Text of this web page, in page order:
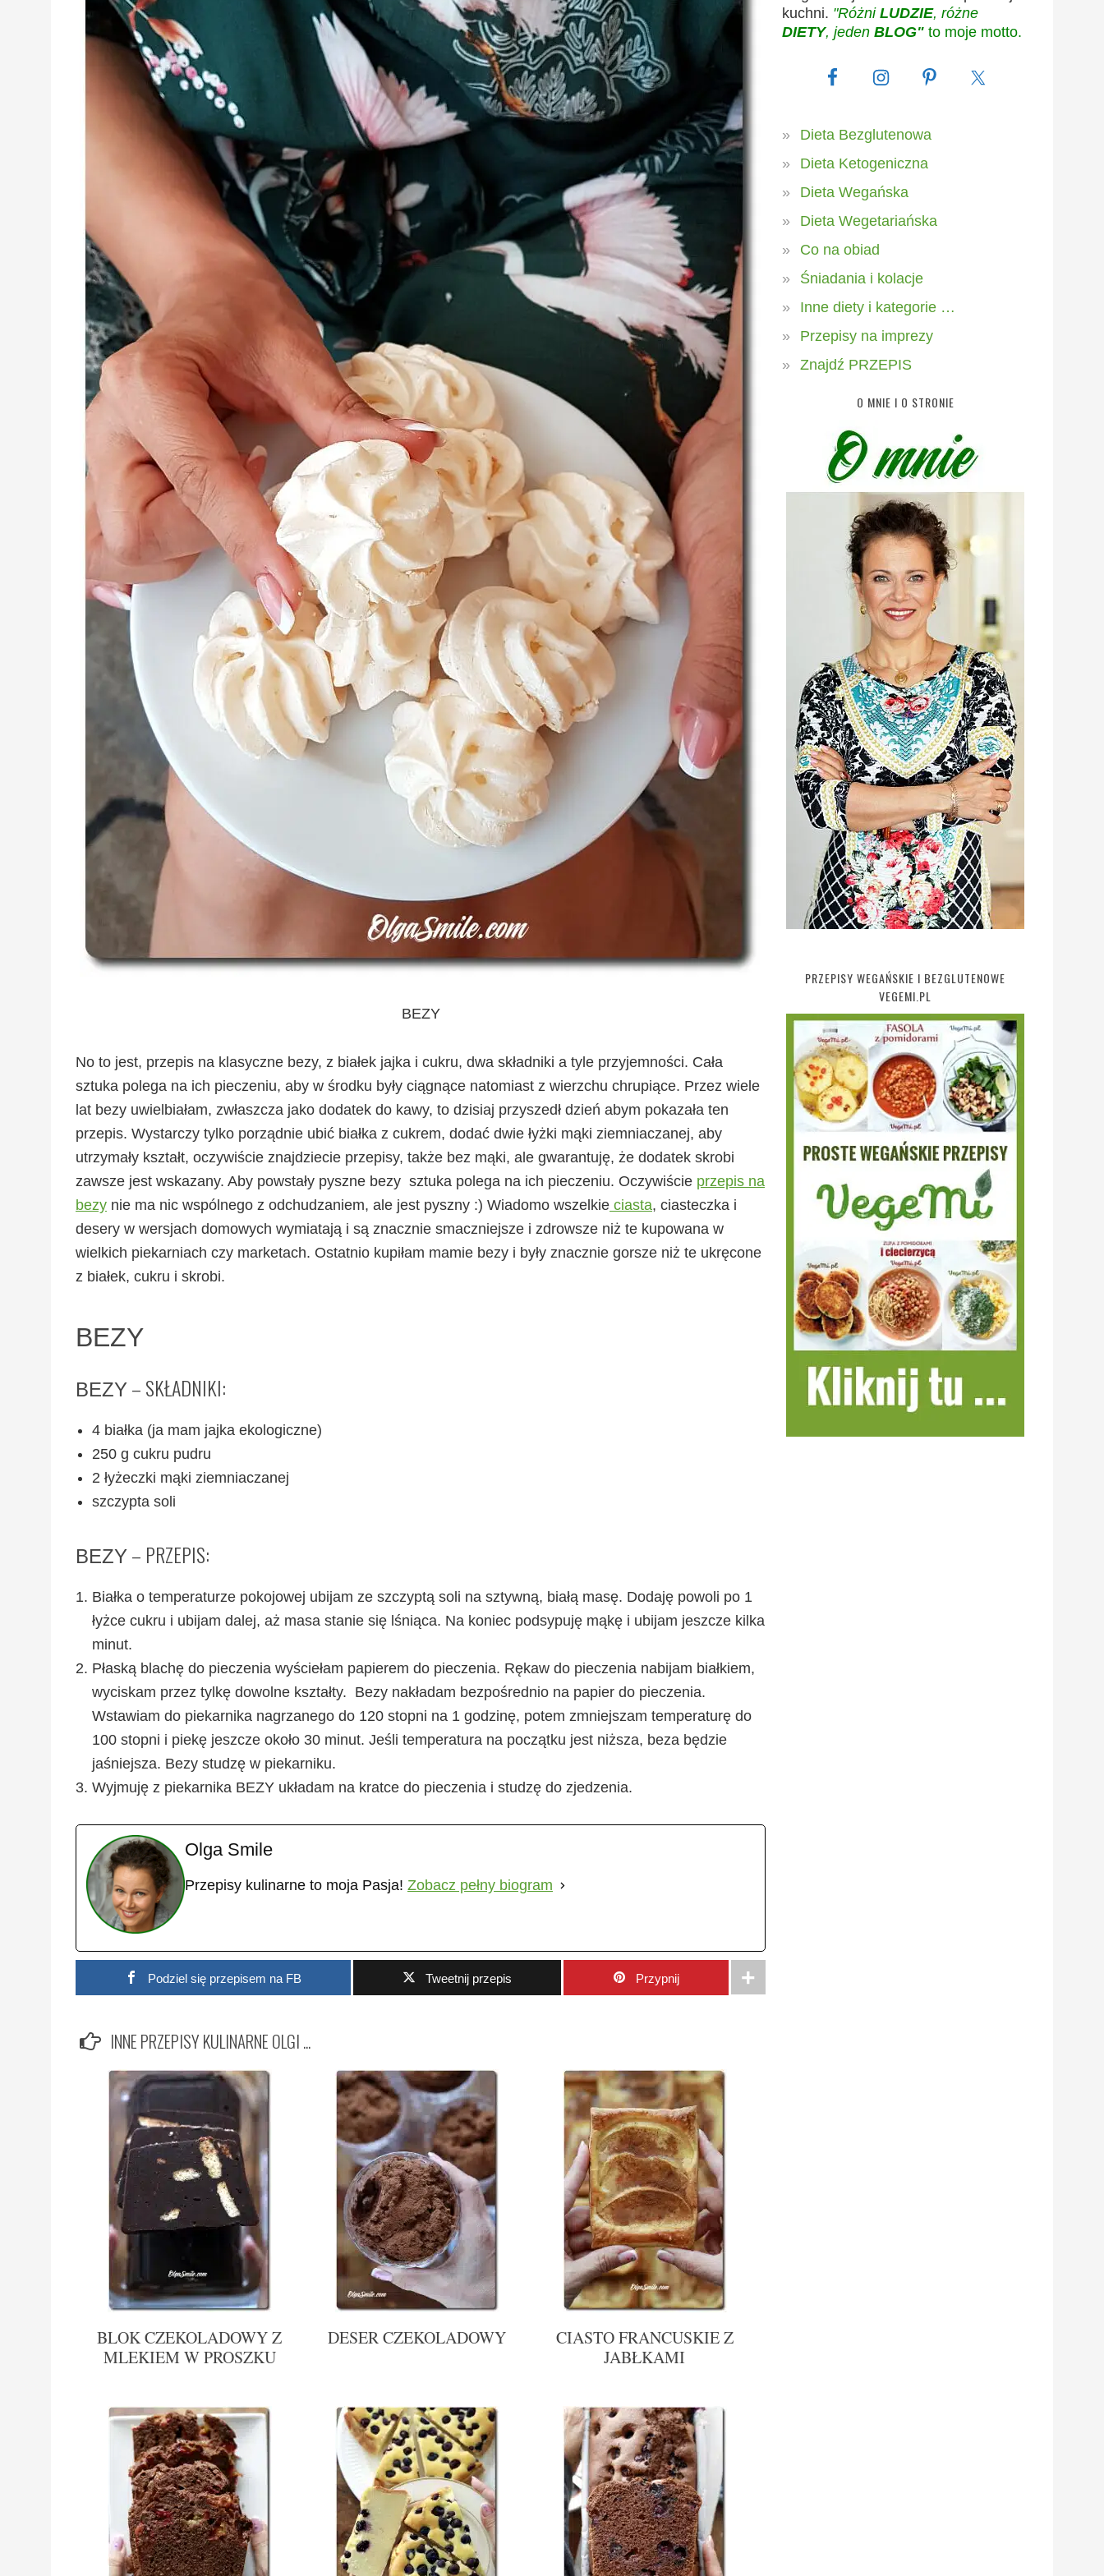
BEZY
No to jest, przepis na klasyczne bezy, z białek jajka i cukru, dwa składniki a tyle przyjemności. Cała
sztuka polega na ich pieczeniu, aby w środku były ciągnące natomiast z wierzchu chrupiące. Przez wiele
lat bezy uwielbiałam, zwłaszcza jako dodatek do kawy, to dzisiaj przyszedł dzień abym pokazała ten
przepis. Wystarczy tylko porządnie ubić białka z cukrem, dodać dwie łyżki mąki ziemniaczanej, aby
utrzymały kształt, oczywiście znajdziecie przepisy, także bez mąki, ale gwarantuję, że dodatek skrobi
zawsze jest wskazany. Aby powstały pyszne bezy sztuka polega na ich pieczeniu. Oczywiście przepis na
bezy nie ma nic wspólnego z odchudzaniem, ale jest pyszny :) Wiadomo wszelkie ciasta, ciasteczka i
desery w wersjach domowych wymiatają i są znacznie smaczniejsze i zdrowsze niż te kupowana w
wielkich piekarniach czy marketach. Ostatnio kupiłam mamie bezy i były znacznie gorsze niż te ukręcone
z białek, cukru i skrobi.
BEZY
BEZY – SKŁADNIKI:
4 białka (ja mam jajka ekologiczne)
250 g cukru pudru
2 łyżeczki mąki ziemniaczanej
szczypta soli
BEZY – PRZEPIS:
Białka o temperaturze pokojowej ubijam ze szczyptą soli na sztywną, białą masę. Dodaję powoli po 1
łyżce cukru i ubijam dalej, aż masa stanie się lśniąca. Na koniec podsypuję mąkę i ubijam jeszcze kilka
minut.
Płaską blachę do pieczenia wyściełam papierem do pieczenia. Rękaw do pieczenia nabijam białkiem,
wyciskam przez tylkę dowolne kształty. Bezy nakładam bezpośrednio na papier do pieczenia.
Wstawiam do piekarnika nagrzanego do 120 stopni na 1 godzinę, potem zmniejszam temperaturę do
100 stopni i piekę jeszcze około 30 minut. Jeśli temperatura na początku jest niższa, beza będzie
jaśniejsza. Bezy studzę w piekarniku.
Wyjmuję z piekarnika BEZY układam na kratce do pieczenia i studzę do zjedzenia.
Olga Smile
Przepisy kulinarne to moja Pasja! Zobacz pełny biogram
Podziel się przepisem na FB Tweetnij przepis Przypnij
INNE PRZEPISY KULINARNE OLGI ...
BLOK CZEKOLADOWY Z
MLEKIEM W PROSZKU
DESER CZEKOLADOWY
CIASTO FRANCUSKIE Z
JABŁKAMI
kuchni. "Różni LUDZIE, różne
DIETY, jeden BLOG" to moje motto.
Dieta Bezglutenowa
Dieta Ketogeniczna
Dieta Wegańska
Dieta Wegetariańska
Co na obiad
Śniadania i kolacje
Inne diety i kategorie …
Przepisy na imprezy
Znajdź PRZEPIS
O MNIE I O STRONIE
PRZEPISY WEGAŃSKIE I BEZGLUTENOWE
VEGEMI.PL